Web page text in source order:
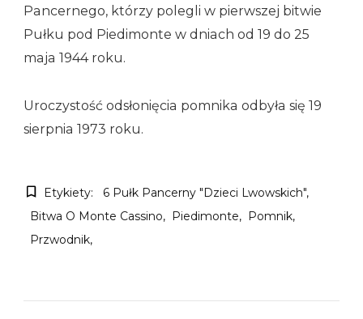
Pancernego, którzy polegli w pierwszej bitwie
Pułku pod Piedimonte w dniach od 19 do 25
maja 1944 roku.
Uroczystość odsłonięcia pomnika odbyła się 19
sierpnia 1973 roku.
Etykiety:
6 Pułk Pancerny "Dzieci Lwowskich"
Bitwa O Monte Cassino
Piedimonte
Pomnik
Przwodnik